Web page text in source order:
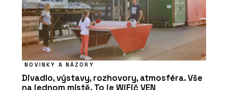
NOVINKY A NÁZORY
Divadlo, výstavy, rozhovory, atmosféra. Vše
na jednom místě. To je WiFič VEN